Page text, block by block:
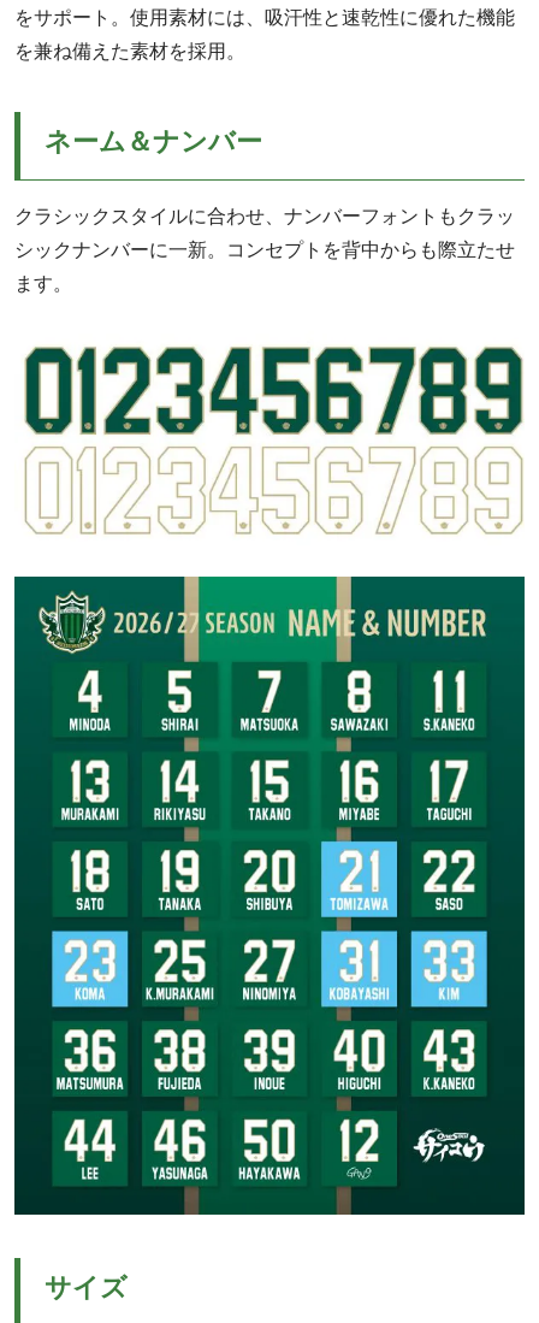
をサポート。使用素材には、吸汗性と速乾性に優れた機能
を兼ね備えた素材を採用。
ネーム＆ナンバー
クラシックスタイルに合わせ、ナンバーフォントもクラッ
シックナンバーに一新。コンセプトを背中からも際立たせ
ます。
サイズ